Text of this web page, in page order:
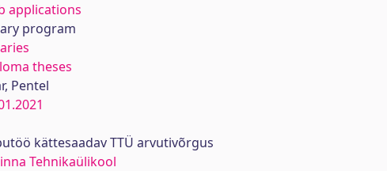
applications
program
theses
Pentel
kättesaadav TTÜ arvutivõrgus
Tehnikaülikool